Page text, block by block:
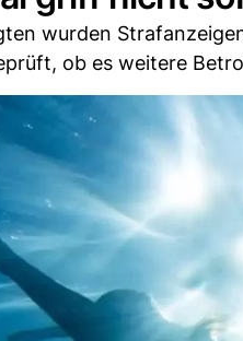
wurden
ob es weitere